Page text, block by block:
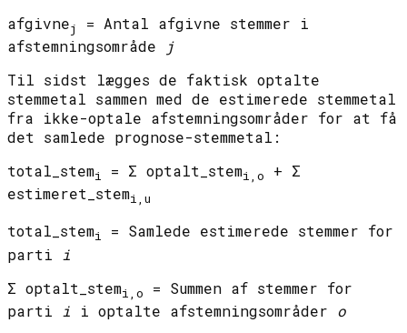
afgivnej
= Antal afgivne stemmer i
afstemningsområde
j
Til sidst lægges de faktisk optalte
stemmetal sammen med de estimerede stemmetal
fra ikke-optale afstemningsområder for at få
det samlede prognose-stemmetal:
total_stemi = Σ optalt_stemi,o
+ Σ
estimeret_stemi,u
total_stemi
= Samlede estimerede stemmer for
parti i
Σ optalt_stemi,o
= Summen af stemmer for
parti i i optalte afstemningsområder o